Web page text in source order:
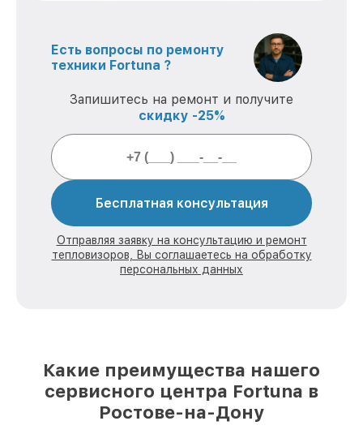
Есть вопросы по ремонту
техники Fortuna ?
Запишитесь на ремонт и получите
скидку -25%
Бесплатная консультация
Отправляя заявку на консультацию и ремонт
тепловизоров, Вы соглашаетесь на обработку
персональных данных
Какие преимущества нашего
сервисного центра Fortuna в
Ростове-на-Дону